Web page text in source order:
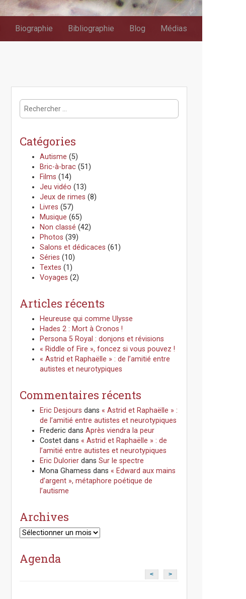
Biographie Bibliographie Blog Médias
R
e
Catégories
Autisme (5)
Bric-à-brac (51)
Films (14)
Jeu vidéo (13)
Jeux de rimes (8)
Livres (57)
Musique (65)
Non classé (42)
Photos (39)
Salons et dédicaces (61)
Séries (10)
Textes (1)
Voyages (2)
Articles récents
Heureuse qui comme Ulysse
Hades 2 : Mort à Cronos !
Persona 5 Royal : donjons et révisions
« Riddle of Fire », foncez si vous pouvez !
« Astrid et Raphaëlle » : de l’amitié entre
autistes et neurotypiques
Commentaires récents
Eric Desjours dans « Astrid et Raphaëlle » :
de l’amitié entre autistes et neurotypiques
Frederic dans Après viendra la peur
Costet dans « Astrid et Raphaëlle » : de
l’amitié entre autistes et neurotypiques
Eric Dulorier dans Sur le spectre
Mona Ghamess dans « Edward aux mains
d’argent », métaphore poétique de
l’autisme
Archives
Archives
Agenda
< >